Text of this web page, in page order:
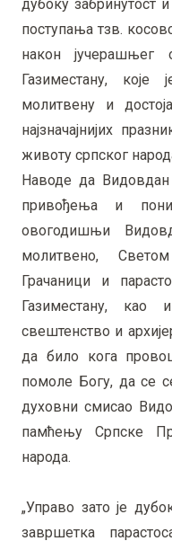
дубоку забринутост
поступања тзв.
након јучерашњег
Газиместану,
молитвену и
најзначајнијих
животу српског
Наводе да
привођења и
овогодишњи
молитвено,
Грачаници и
Газиместану,
свештенство и
да било кога
помоле Богу, да се
духовни смисао
памћењу Српске
народа.
„Управо зато је
завршетка